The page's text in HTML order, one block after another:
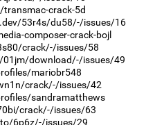
crack-5d
53r4s/du58/-/issues/16
composer-crack-bojl
crack/-/issues/58
download/-/issues/49
mariobr548
crack/-/issues/42
sandramatthews
crack/-/issues/63
6p6z/-/issues/29